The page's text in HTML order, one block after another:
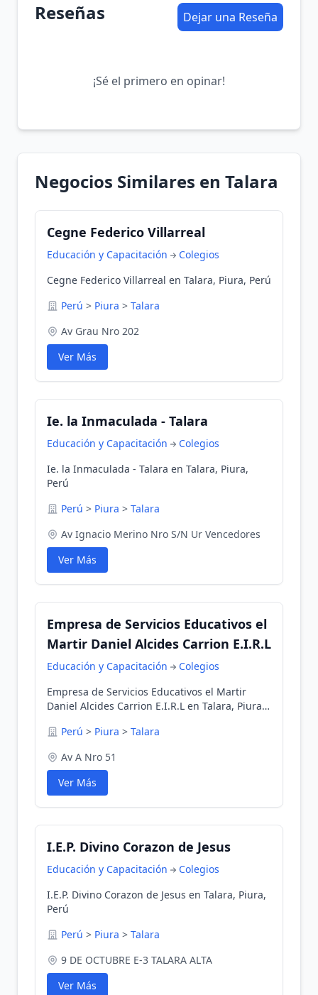
Reseñas Dejar una Reseña
¡Sé el primero en opinar!
Negocios Similares en Talara
Cegne Federico Villarreal
Educación y Capacitación
Colegios
Cegne Federico Villarreal en Talara, Piura, Perú
Perú > Piura > Talara
Av Grau Nro 202
Ver Más
Ie. la Inmaculada - Talara
Educación y Capacitación
Colegios
Ie. la Inmaculada - Talara en Talara, Piura,
Perú
Perú > Piura > Talara
Av Ignacio Merino Nro S/N Ur Vencedores
Ver Más
Empresa de Servicios Educativos el
Martir Daniel Alcides Carrion E.I.R.L
Educación y Capacitación
Colegios
Empresa de Servicios Educativos el Martir
Daniel Alcides Carrion E.I.R.L en Talara, Piura,
Perú > Piura > Talara
Av A Nro 51
Ver Más
I.E.P. Divino Corazon de Jesus
Educación y Capacitación
Colegios
I.E.P. Divino Corazon de Jesus en Talara, Piura,
Perú
Perú > Piura > Talara
9 DE OCTUBRE E-3 TALARA ALTA
Ver Más